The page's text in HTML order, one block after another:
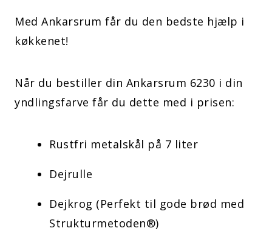
Med Ankarsrum får du den bedste hjælp i
køkkenet!
Når du bestiller din Ankarsrum 6230 i din
yndlingsfarve får du dette med i prisen:
Rustfri metalskål på 7 liter
Dejrulle
Dejkrog (Perfekt til gode brød med
Strukturmetoden®)